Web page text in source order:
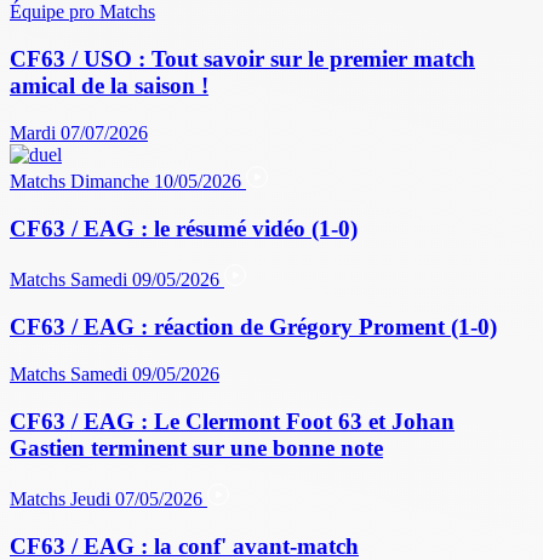
Équipe pro Matchs
CF63 / USO : Tout savoir sur le premier match
amical de la saison !
Mardi 07/07/2026
Matchs Dimanche 10/05/2026
CF63 / EAG : le résumé vidéo (1-0)
Matchs Samedi 09/05/2026
CF63 / EAG : réaction de Grégory Proment (1-0)
Matchs Samedi 09/05/2026
CF63 / EAG : Le Clermont Foot 63 et Johan
Gastien terminent sur une bonne note
Matchs Jeudi 07/05/2026
CF63 / EAG : la conf' avant-match